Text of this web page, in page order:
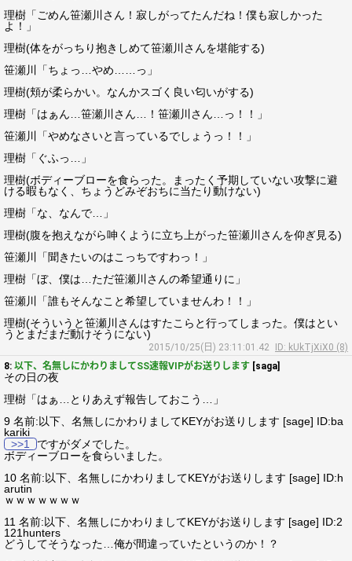
理樹「ごめん笹瀬川さん！寂しがってたんだね！僕も寂しかった
よ！」
理樹(体をがっちり抱きしめて笹瀬川さんを堪能する)
笹瀬川「ちょっ…やめ……っ」
理樹(頬が柔らかい。なんかスゴく良い匂いがする)
理樹「はぁん…笹瀬川さん…！笹瀬川さん…っ！！」
笹瀬川「やめなさいと言っているでしょうっ！！」
理樹「ぐふっ…」
理樹(ボディーブローを食らった。まったく予期していない攻撃に避
ける暇もなく、ちょうどみぞおちに当たり動けない)
理樹「な、なんで…」
理樹(腹を抱えながら呻くように立ち上がった笹瀬川さんを仰ぎ見る)
笹瀬川「聞きたいのはこっちですわっ！」
理樹「ぼ、僕は…ただ笹瀬川さんの希望通りに」
笹瀬川「誰もそんなこと希望していませんわ！！」
理樹(そういうと笹瀬川さんはすたこらと行ってしまった。僕はとい
うとまだまだ動けそうにない)
2015/10/25(日) 23:11:01.42
ID: kUkTjXiX0 (8)
8: 以下、名無しにかわりましてSS速報VIPがお送りします [saga]
その日の夜
理樹「はぁ…とりあえず報告しておこう…」
9 名前:以下、名無しにかわりましてKEYがお送りします [sage] ID:ba
kariki
>>1
ですがダメでした。
ボディーブローを食らいました。
10 名前:以下、名無しにかわりましてKEYがお送りします [sage] ID:h
arutin
ｗｗｗｗｗｗｗ
11 名前:以下、名無しにかわりましてKEYがお送りします [sage] ID:2
121hunters
どうしてそうなった…俺が間違っていたというのか！？